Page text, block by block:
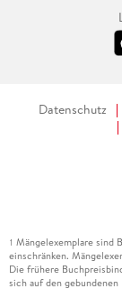
Datenschutz
1 Mängelexemplare sind
einschränken.
Die frühere
sich auf den